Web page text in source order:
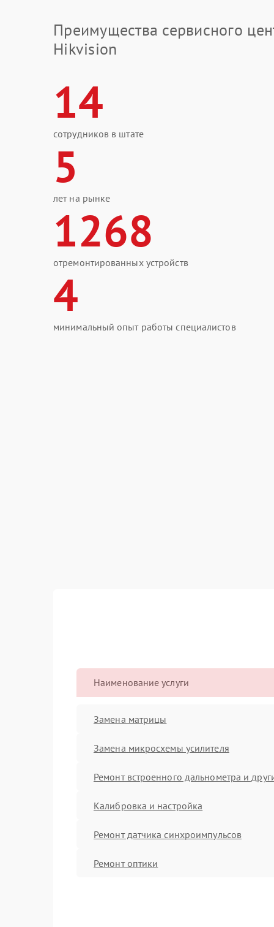
Преимущества сервисного
Hikvision
14
сотрудников в штате
5
лет на рынке
1268
отремонтированных устройств
4
минимальный опыт работы специалистов
Наименование услуги
Замена матрицы
Замена микросхемы усилителя
Ремонт встроенного дальнометра и
Калибровка и настройка
Ремонт датчика синхроимпульсов
Ремонт оптики